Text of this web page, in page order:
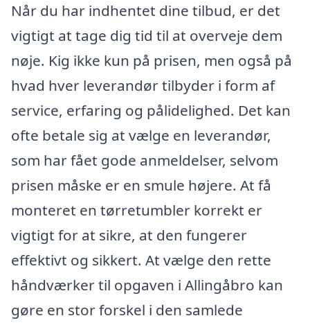
Når du har indhentet dine tilbud, er det
vigtigt at tage dig tid til at overveje dem
nøje. Kig ikke kun på prisen, men også på
hvad hver leverandør tilbyder i form af
service, erfaring og pålidelighed. Det kan
ofte betale sig at vælge en leverandør,
som har fået gode anmeldelser, selvom
prisen måske er en smule højere. At få
monteret en tørretumbler korrekt er
vigtigt for at sikre, at den fungerer
effektivt og sikkert. At vælge den rette
håndværker til opgaven i Allingåbro kan
gøre en stor forskel i den samlede